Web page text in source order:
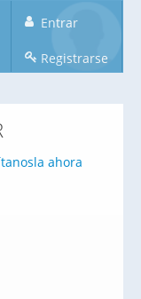
Entrar
Registrarse
ahora